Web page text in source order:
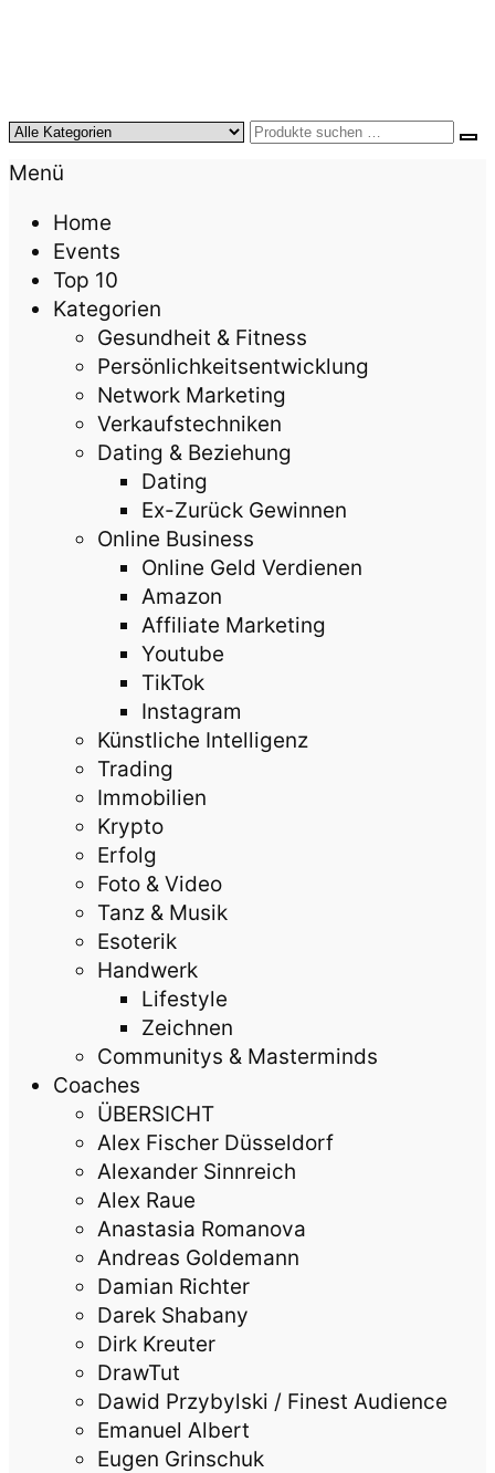
KursTipps.de
Weil Weiterbildung die beste Investition für mehr
Lebensqualität ist.
Menü
Home
Events
Top 10
Kategorien
Gesundheit & Fitness
Persönlichkeitsentwicklung
Network Marketing
Verkaufstechniken
Dating & Beziehung
Dating
Ex-Zurück Gewinnen
Online Business
Online Geld Verdienen
Amazon
Affiliate Marketing
Youtube
TikTok
Instagram
Künstliche Intelligenz
Trading
Immobilien
Krypto
Erfolg
Foto & Video
Tanz & Musik
Esoterik
Handwerk
Lifestyle
Zeichnen
Communitys & Masterminds
Coaches
ÜBERSICHT
Alex Fischer Düsseldorf
Alexander Sinnreich
Alex Raue
Anastasia Romanova
Andreas Goldemann
Damian Richter
Darek Shabany
Dirk Kreuter
DrawTut
Dawid Przybylski / Finest Audience
Emanuel Albert
Eugen Grinschuk